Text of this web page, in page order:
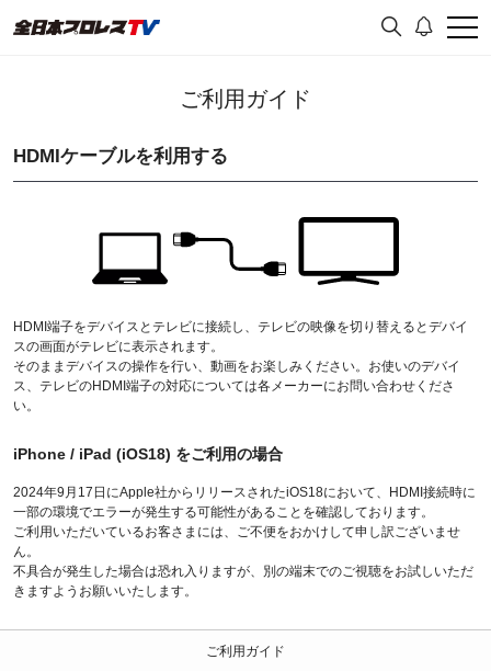
ご利用ガイド
HDMIケーブルを利用する
HDMI端子をデバイスとテレビに接続し、テレビの映像を切り替えるとデバイ
スの画面がテレビに表示されます。
そのままデバイスの操作を行い、動画をお楽しみください。お使いのデバイ
ス、テレビのHDMI端子の対応については各メーカーにお問い合わせくださ
い。
iPhone / iPad (iOS18) をご利用の場合
2024年9月17日にApple社からリリースされたiOS18において、HDMI接続時に
一部の環境でエラーが発生する可能性があることを確認しております。
ご利用いただいているお客さまには、ご不便をおかけして申し訳ございませ
ん。
不具合が発生した場合は恐れ入りますが、別の端末でのご視聴をお試しいただ
きますようお願いいたします。
ご利用ガイド